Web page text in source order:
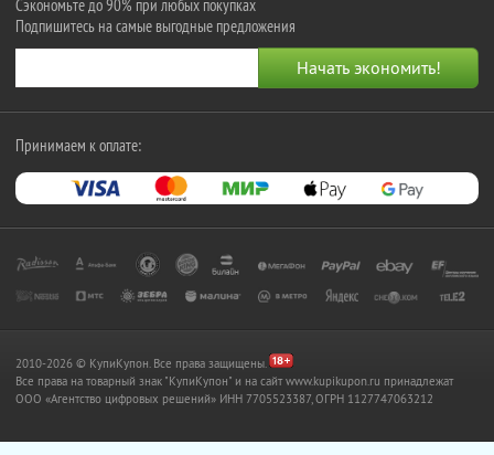
Сэкономьте до 90% при любых покупках
Подпишитесь на самые выгодные предложения
Принимаем к оплате:
2010-2026 © КупиКупон. Все права защищены.
Все права на товарный знак "КупиКупон" и на сайт www.kupikupon.ru принадлежат
OOO «Агентство цифровых решений» ИНН 7705523387, ОГРН 1127747063212